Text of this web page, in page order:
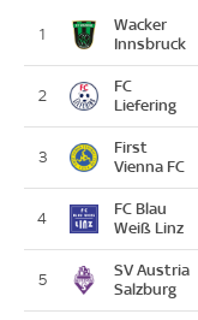
1
Wacker
Innsbruck
2
FC
Liefering
3
First
Vienna FC
4
FC Blau
Weiß Linz
5
SV Austria
Salzburg